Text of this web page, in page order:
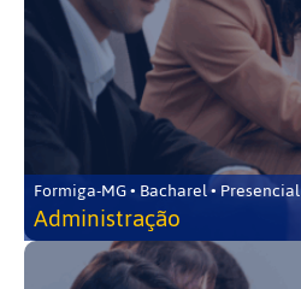
Formiga-MG • Bacharel • Presencial
Administração